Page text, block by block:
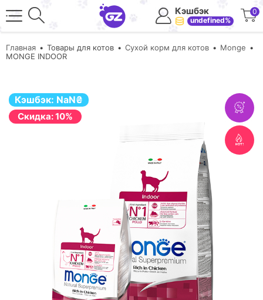
Кэшбэк
undefined%
0
Главная Товары для котов Сухой корм для котов
Monge
MONGE INDOOR
Кэшбэк: NaN₴
Cкидка: 10%